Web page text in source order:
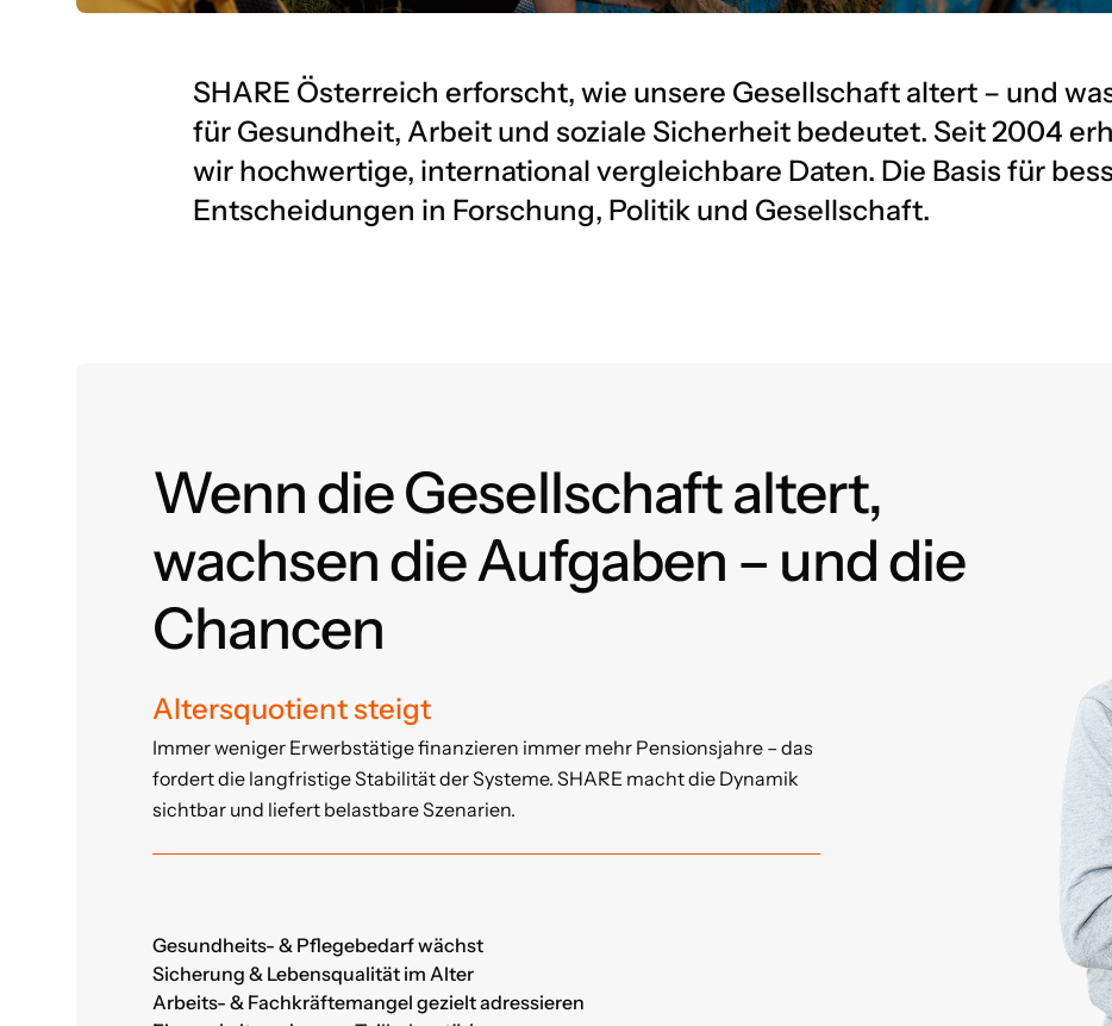
SHARE Österreich erforscht, wie unsere Gesellschaft altert – und
für Gesundheit, Arbeit und soziale Sicherheit bedeutet. Seit 2004
wir hochwertige, international vergleichbare Daten. Die Basis für
Entscheidungen in Forschung, Politik und Gesellschaft.
Wenn die Gesellschaft altert,
wachsen die Aufgaben – und die
Chancen
Altersquotient steigt
Immer weniger Erwerbstätige finanzieren immer mehr Pensionsjahre – das
fordert die langfristige Stabilität der Systeme. SHARE macht die Dynamik
sichtbar und liefert belastbare Szenarien.
Gesundheits- & Pflegebedarf wächst
Sicherung & Lebensqualität im Alter
Arbeits- & Fachkräftemangel gezielt adressieren